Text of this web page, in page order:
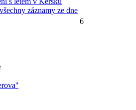
záznamy ze dne
6